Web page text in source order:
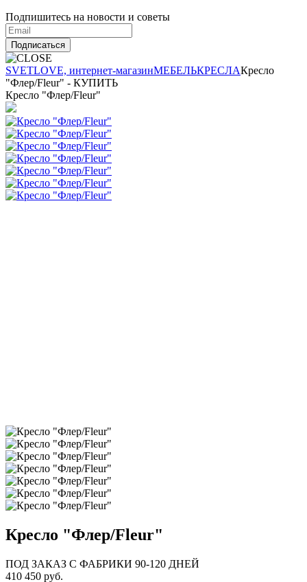
Подпишитесь на новости и советы
Подписаться
SVETLOVE, интернет-магазинМЕБЕЛЬКРЕСЛАКресло
"Флер/Fleur" - КУПИТЬ
Кресло "Флер/Fleur"
Кресло "Флер/Fleur"
ПОД ЗАКАЗ С ФАБРИКИ 90-120 ДНЕЙ
410 450 руб.